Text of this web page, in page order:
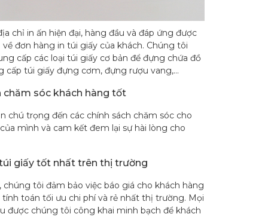
chỉ in ấn hiện đại, hàng đầu và đáp ứng được
đơn hàng in túi giấy của khách. Chúng tôi
cấp các loại túi giấy cơ bản để đựng chứa đồ
cấp túi giấy đựng cơm, đựng rượu vang,…
chăm sóc khách hàng tốt
chú trọng đến các chính sách chăm sóc cho
mình và cam kết đem lại sự hài lòng cho
giấy tốt nhất trên thị trường
chúng tôi đảm bảo việc báo giá cho khách hàng
toán tối ưu chi phí và rẻ nhất thị trường. Mọi
được chúng tôi công khai minh bạch để khách